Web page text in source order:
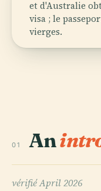
et d'Australie
visa ; le
vierges.
01 An
vérifiéApril 2026